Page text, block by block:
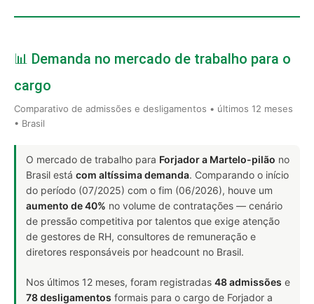
📊 Demanda no mercado de trabalho para o
cargo
Comparativo de admissões e desligamentos • últimos 12 meses
• Brasil
O mercado de trabalho para Forjador a Martelo-pilão no
Brasil está com altíssima demanda. Comparando o início
do período (07/2025) com o fim (06/2026), houve um
aumento de 40% no volume de contratações — cenário
de pressão competitiva por talentos que exige atenção
de gestores de RH, consultores de remuneração e
diretores responsáveis por headcount no Brasil.
Nos últimos 12 meses, foram registradas 48 admissões e
78 desligamentos formais para o cargo de Forjador a